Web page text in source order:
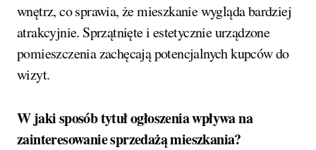
wnętrz, co sprawia, że mieszkanie wygląda bardziej
atrakcyjnie. Sprzątnięte i estetycznie urządzone
pomieszczenia zachęcają potencjalnych kupców do
wizyt.
W jaki sposób tytuł ogłoszenia wpływa na
zainteresowanie sprzedażą mieszkania?